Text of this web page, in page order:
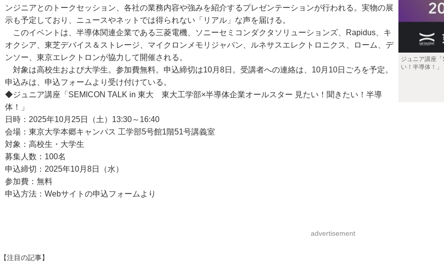
ジュニア講座
い！半導体！」
ンジニアとのトークセッション、各社の業務内容や強みを紹介するプレゼンテーションが行われる。実物の展
示も予定しており、ニュースやネットでは得られない「リアル」な声を届ける。
このイベントは、半導体関連企業である三菱電機、ソニーセミコンダクタソリューションズ、Rapidus、キ
オクシア、東芝デバイス＆ストレージ、マイクロンメモリジャパン、ルネサスエレクトロニクス、ローム、デ
ンソー、東京エレクトロンが協力して開催される。
対象は高校生および大学生。参加費無料。申込締切は10月8日。受講者への連絡は、10月10日ごろを予定。
申込みは、申込フォームより受け付けている。
◆ジュニア講座「SEMICON TALK in 東大 東大工学部×半導体企業オールスター 見たい！聞きたい！半導
体！」
日時：2025年10月25日（土）13:30～16:40
会場：東京大学本郷キャンパス 工学部5号館1階51号講義室
対象：高校生・大学生
募集人数：100名
申込締切：2025年10月8日（水）
参加費：無料
申込方法：Webサイトの申込フォームより
advertisement
【注目の記事】